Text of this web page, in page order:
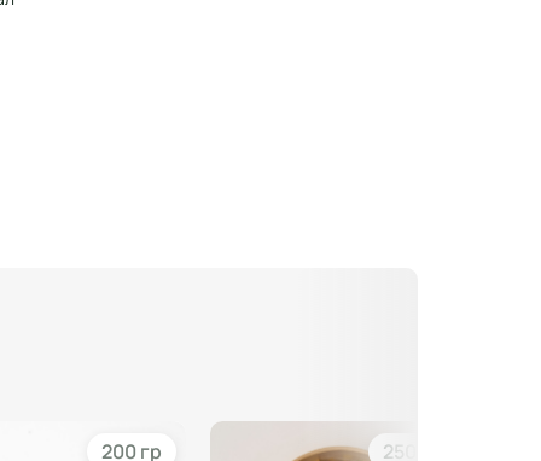
200 гр 250 гр